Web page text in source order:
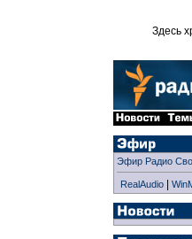
Здесь
Эфир Радио
RealAudio|